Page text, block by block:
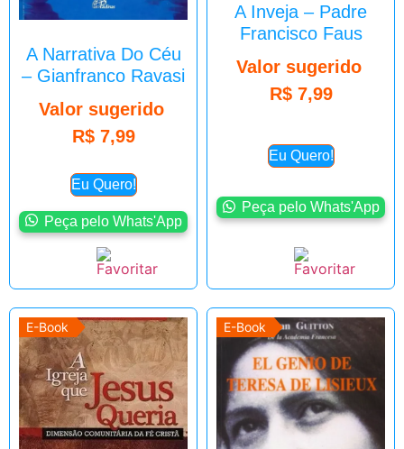
A Narrativa Do Céu
– Gianfranco Ravasi
Valor sugerido
R$7,99
Eu Quero!
Peça pelo Whats'App
A Inveja – Padre
Francisco Faus
Valor sugerido
R$7,99
Eu Quero!
Peça pelo Whats'App
E-Book E-Book